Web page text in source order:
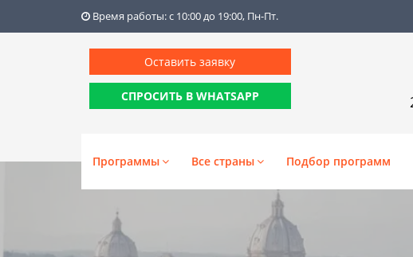
Время работы: с 10:00 до 19:00, Пн-Пт.
Оставить заявку
СПРОСИТЬ В WHATSAPP
Программы Все страны Подбор программ